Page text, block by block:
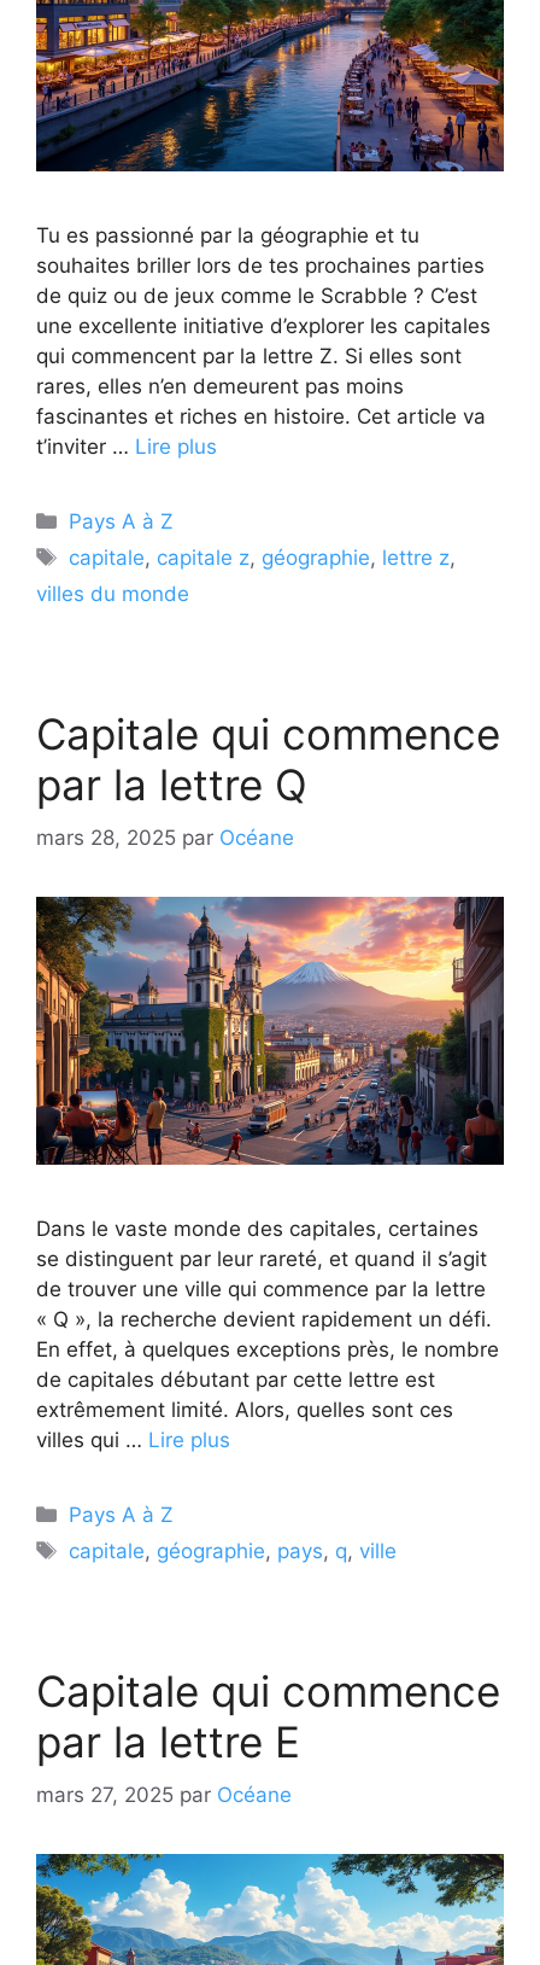
Tu es passionné par la géographie et tu
souhaites briller lors de tes prochaines parties
de quiz ou de jeux comme le Scrabble ? C’est
une excellente initiative d’explorer les capitales
qui commencent par la lettre Z. Si elles sont
rares, elles n’en demeurent pas moins
fascinantes et riches en histoire. Cet article va
t’inviter … Lire plus
Catégories
Pays A à Z
Étiquettes
capitale, capitale z, géographie, lettre z,
villes du monde
Capitale qui commence
par la lettre Q
mars 28, 2025 par Océane
Dans le vaste monde des capitales, certaines
se distinguent par leur rareté, et quand il s’agit
de trouver une ville qui commence par la lettre
« Q », la recherche devient rapidement un défi.
En effet, à quelques exceptions près, le nombre
de capitales débutant par cette lettre est
extrêmement limité. Alors, quelles sont ces
villes qui … Lire plus
Catégories
Pays A à Z
Étiquettes
capitale, géographie, pays, q,ville
Capitale qui commence
par la lettre E
mars 27, 2025 par Océane